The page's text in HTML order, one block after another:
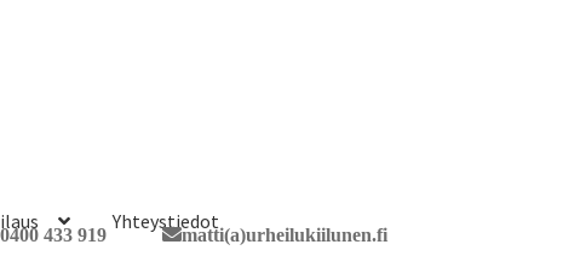
0400 433 919 matti(a)urheilukiilunen.fi
Yhteystiedot